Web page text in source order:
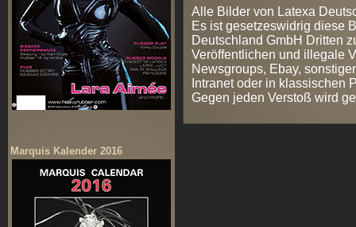
Marquis Kalender 2016
Alle Bilder von Latexa
Es ist gesetzeswidrig diese
Deutschland GmbH Dritten
Veröffentlichen und illegale
Newsgroups, Ebay,
Intranet oder in klassischen
Gegen jeden Verstoß wird